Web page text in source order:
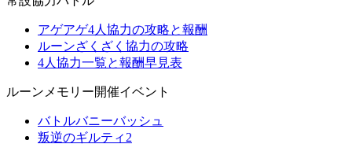
アゲアゲ4人協力の攻略と報酬
ルーンざくざく協力の攻略
4人協力一覧と報酬早見表
ルーンメモリー開催イベント
バトルバニーバッシュ
叛逆のギルティ2